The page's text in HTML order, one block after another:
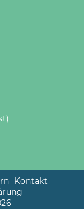
Kontakt